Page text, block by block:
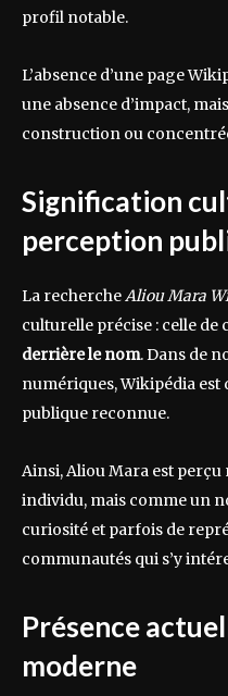
profil notable.
L’absence d’une page
une absence d’impact,
construction ou
Signification
perception
La rechercheAliou Mara
culturelle précise : celle
derrière le nom. Dans de
numériques, Wikipédia est
publique reconnue.
Ainsi, Aliou Mara est
individu, mais comme un
curiosité et parfois de
communautés qui s’y
Présence
moderne